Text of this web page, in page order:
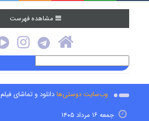
مشاهده فهرست
وب‌سایت دوستی‌هادانلود و تماشای فیلم
جمعه ۱۶ مرداد ۱۴۰۵